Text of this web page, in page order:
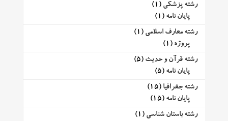
رشته پزشکی (1)
پایان نامه (1)
رشته معارف اسلامی (1)
پروژه (1)
رشته قرآن و حدیث (5)
پایان نامه (5)
رشته جغرافیا (15)
پایان نامه (15)
رشته باستان شناسی (1)